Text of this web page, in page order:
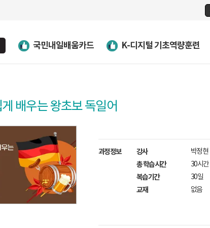
국민내일배움카드 K-디지털 기초역량훈련
배우는 왕초보 독일어
과정정보 강사 박정현
총 학습시간 30시간
복습기간 30일
교재 없음